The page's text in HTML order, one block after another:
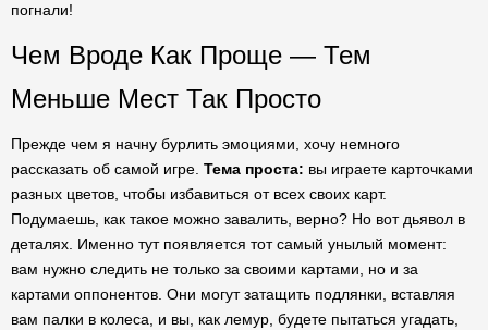
погнали!
Чем Вроде Как Проще — Тем
Меньше Мест Так Просто
Прежде чем я начну бурлить эмоциями, хочу немного
рассказать об самой игре. Тема проста: вы играете карточками
разных цветов, чтобы избавиться от всех своих карт.
Подумаешь, как такое можно завалить, верно? Но вот дьявол в
деталях. Именно тут появляется тот самый унылый момент:
вам нужно следить не только за своими картами, но и за
картами оппонентов. Они могут затащить подлянки, вставляя
вам палки в колеса, и вы, как лемур, будете пытаться угадать,